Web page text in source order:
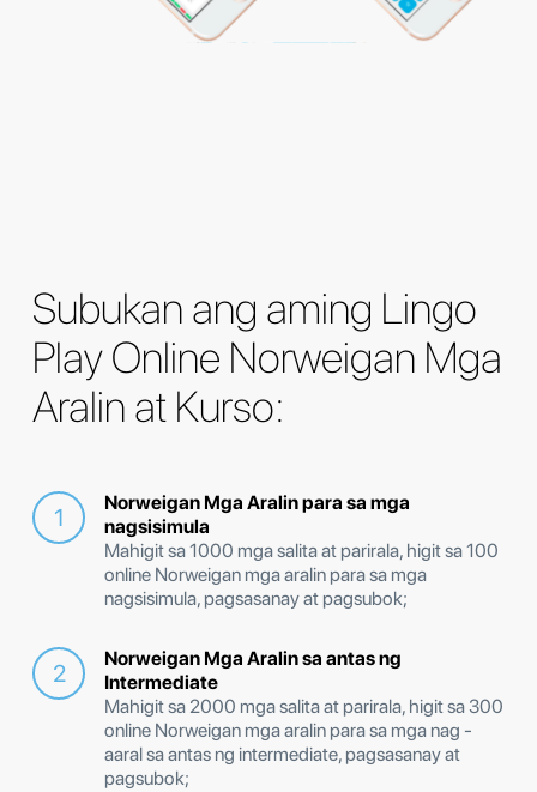
Subukan ang aming Lingo
Play Online Norweigan Mga
Aralin at Kurso:
Norweigan Mga Aralin para sa mga
nagsisimula
Mahigit sa 1000 mga salita at parirala, higit sa 100
online Norweigan mga aralin para sa mga
nagsisimula, pagsasanay at pagsubok;
Norweigan Mga Aralin sa antas ng
Intermediate
Mahigit sa 2000 mga salita at parirala, higit sa 300
online Norweigan mga aralin para sa mga nag -
aaral sa antas ng intermediate, pagsasanay at
pagsubok;